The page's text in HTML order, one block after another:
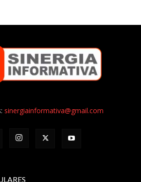
sinergiainformativa@gmail.com